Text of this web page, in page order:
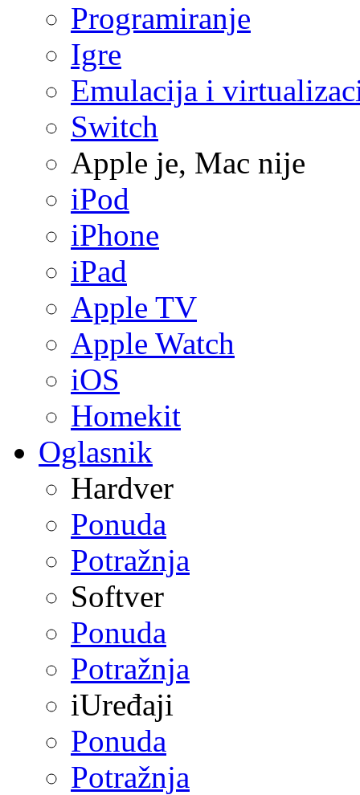
Programiranje
Igre
Emulacija i
Switch
Apple je, Mac nije
iPod
iPhone
iPad
Apple TV
Apple Watch
iOS
Homekit
Oglasnik
Hardver
Ponuda
Potražnja
Softver
Ponuda
Potražnja
iUređaji
Ponuda
Potražnja